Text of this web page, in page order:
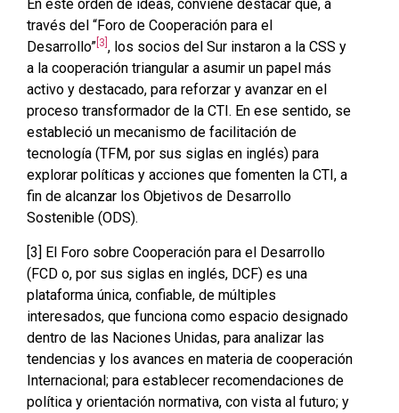
En este orden de ideas, conviene destacar que, a
través del “Foro de Cooperación para el
Desarrollo” [3] , los socios del Sur instaron a la CSS y
a la cooperación triangular a asumir un papel más
activo y destacado, para reforzar y avanzar en el
proceso transformador de la CTI. En ese sentido, se
estableció un mecanismo de facilitación de
tecnología (TFM, por sus siglas en inglés) para
explorar políticas y acciones que fomenten la CTI, a
fin de alcanzar los Objetivos de Desarrollo
Sostenible (ODS).
[3] El Foro sobre Cooperación para el Desarrollo
(FCD o, por sus siglas en inglés, DCF) es una
plataforma única, confiable, de múltiples
interesados, que funciona como espacio designado
dentro de las Naciones Unidas, para analizar las
tendencias y los avances en materia de cooperación
Internacional; para establecer recomendaciones de
política y orientación normativa, con vista al futuro; y